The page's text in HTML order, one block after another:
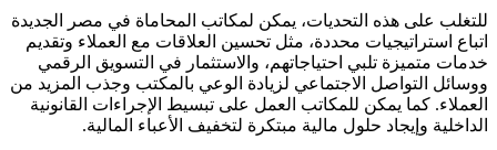
للتغلب على هذه التحديات، يمكن لمكاتب المحاماة في مصر الجديدة
اتباع استراتيجيات محددة، مثل تحسين العلاقات مع العملاء وتقديم
خدمات متميزة تلبي احتياجاتهم، والاستثمار في التسويق الرقمي
ووسائل التواصل الاجتماعي لزيادة الوعي بالمكتب وجذب المزيد من
العملاء. كما يمكن للمكاتب العمل على تبسيط الإجراءات القانونية
الداخلية وإيجاد حلول مالية مبتكرة لتخفيف الأعباء المالية.